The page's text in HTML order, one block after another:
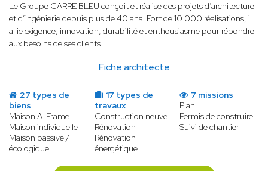
Fiche architecte
Le Groupe CARRE BLEU conçoit et réalise des projets d’architecture
et d’ingénierie depuis plus de 40 ans. Fort de 10 000 réalisations, il
allie exigence, innovation, durabilité et enthousiasme pour répondre
aux besoins de ses clients.
27 types de
biens
Maison A-Frame
Maison individuelle
Maison passive /
écologique
17 types de
travaux
Construction neuve
Rénovation
Rénovation
énergétique
7 missions
Plan
Permis de construire
Suivi de chantier